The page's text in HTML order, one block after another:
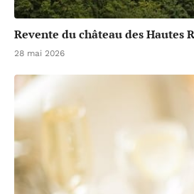
Revente du château des Hautes
28 mai 2026